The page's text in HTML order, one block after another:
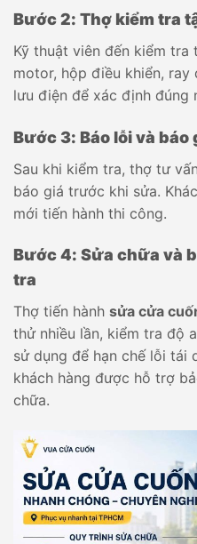
Bước 2: Thợ kiểm tra
Kỹ thuật viên đến kiểm
motor, hộp điều khiển, ray
lưu điện để xác định đúng
Bước 3: Báo lỗi và báo
Sau khi kiểm tra, thợ tư
báo giá trước khi sửa.
mới tiến hành thi công.
Bước 4: Sửa chữa và
tra
Thợ tiến hành sửa cửa
thử nhiều lần, kiểm tra độ
sử dụng để hạn chế lỗi tái
khách hàng được hỗ trợ
chữa.